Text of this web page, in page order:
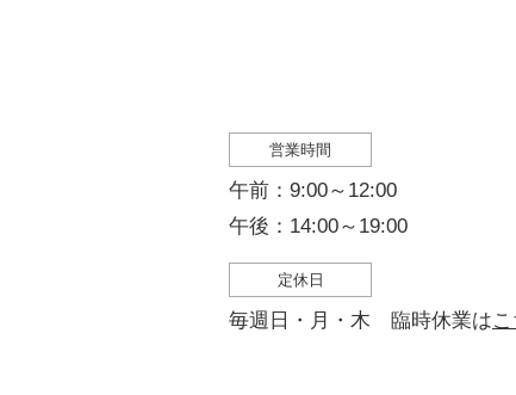
営業時間
午前：9:00～12:00
午後：14:00～19:00
定休日
毎週日・月・木 臨時休業は